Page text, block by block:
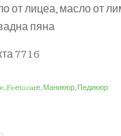
от лицеа, масло от
пяна
7716
Feеto carе, Маникюр, Педикюр